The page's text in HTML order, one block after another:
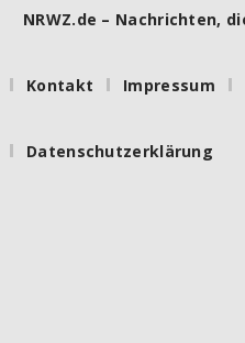
NRWZ.de – Nachrichten,
Kontakt Impressum
Datenschutzerklärung